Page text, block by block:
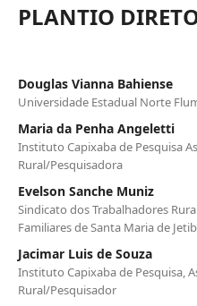
PLANTIO
Douglas Vianna Bahiense
Universidade Estadual Norte
Maria da Penha Angeletti
Instituto Capixaba de Pesquisa
Rural/Pesquisadora
Evelson Sanche Muniz
Sindicato dos Trabalhadores
Familiares de Santa Maria de
Jacimar Luis de Souza
Instituto Capixaba de Pesquisa,
Rural/Pesquisador